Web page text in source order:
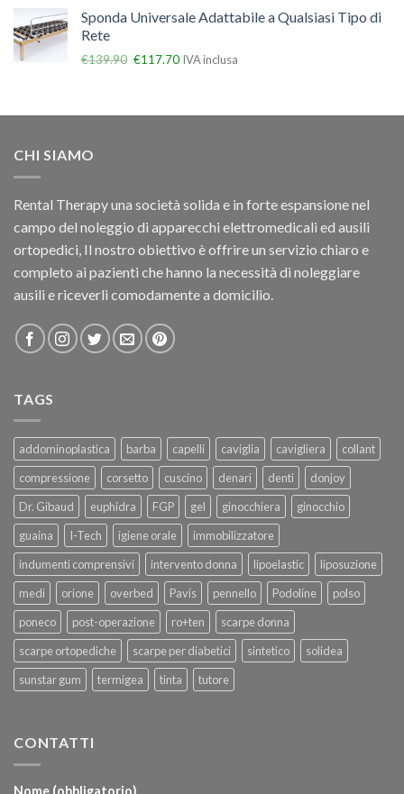
Sponda Universale Adattabile a Qualsiasi Tipo di
Rete
€139.90 €117.70 IVA inclusa
CHI SIAMO
Rental Therapy una società solida e in forte espansione nel
campo del noleggio di apparecchi elettromedicali ed ausili
ortopedici, Il nostro obiettivo è offrire un servizio chiaro e
completo ai pazienti che hanno la necessità di noleggiare
ausili e riceverli comodamente a domicilio.
TAGS
addominoplastica barba capelli caviglia cavigliera
collant
compressione
corsetto cuscino denari denti
donjoy
Dr. Gibaud
euphidra FGP gel ginocchiera
ginocchio
guaina
I-Tech igiene orale
immobilizzatore
indumenti comprensivi
intervento donna lipoelastic
liposuzione
medi
orione overbed Pavis pennello Podoline
polso
poneco
post-operazione ro+ten
scarpe donna
scarpe ortopediche
scarpe per diabetici sintetico
solidea
sunstar gum
termigea tinta tutore
CONTATTI
Nome (obbligatorio)